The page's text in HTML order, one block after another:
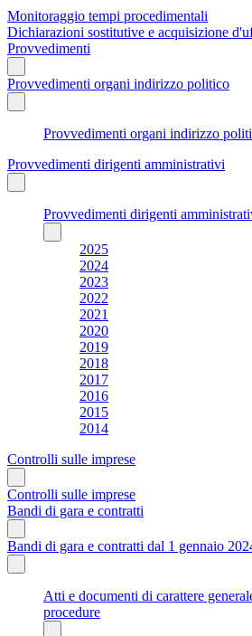
Monitoraggio tempi procedimentali
Dichiarazioni sostitutive e acquisizione
Provvedimenti
Provvedimenti organi indirizzo politico
Provvedimenti organi indirizzo
Provvedimenti dirigenti amministrativi
Provvedimenti dirigenti
2025
2024
2023
2022
2021
2020
2019
2018
2017
2016
2015
2014
Controlli sulle imprese
Controlli sulle imprese
Bandi di gara e contratti
Bandi di gara e contratti dal 1 gennaio
Atti e documenti di carattere
procedure